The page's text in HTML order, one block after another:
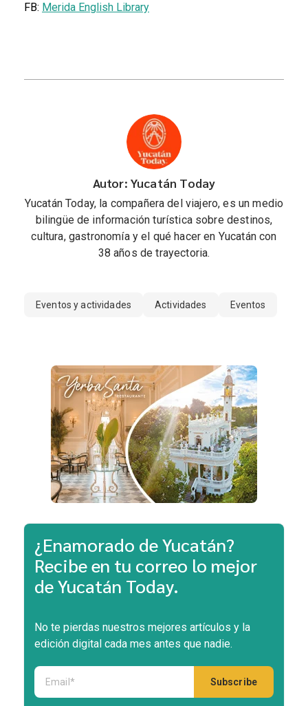
FB: Merida English Library
Autor: Yucatán Today
Yucatán Today, la compañera del viajero, es un medio
bilingüe de información turística sobre destinos,
cultura, gastronomía y el qué hacer en Yucatán con
38 años de trayectoria.
Eventos y actividades Actividades Eventos
¿Enamorado de Yucatán?
Recibe en tu correo lo mejor
de Yucatán Today.
No te pierdas nuestros mejores artículos y la
edición digital cada mes antes que nadie.